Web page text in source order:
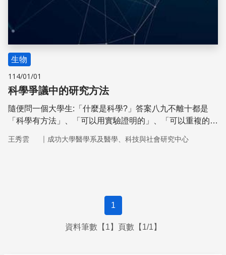
生物
114/01/01
科學爭議中的研究方法
隨便問一個大學生:「什麼是科學?」答案八九不離十都是
「科學有方法」、「可以用實驗證明的」、「可以重複的」
科學革命的年代,科學方法的確是相當核心的問題,重要人物
王秀雲 ｜ 成功大學醫學系及醫學、科技與社會研究中心
1
資料筆數【1】頁數【1/1】